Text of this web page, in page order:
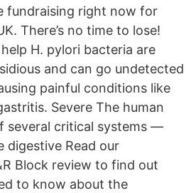
fundraising right now for
There’s no time to lose!
H. pylori bacteria are
and can go undetected
painful conditions like
Severe The human
several critical systems —
digestive Read our
Block review to find out
to know about the